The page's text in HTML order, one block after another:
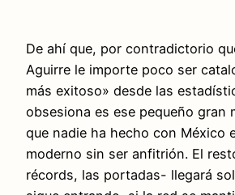
De ahí que, por contradictorio
Aguirre le importe poco ser
más exitoso» desde las
obsesiona es ese pequeño gran
que nadie ha hecho con México
moderno sin ser anfitrión. El
récords, las portadas- llegará